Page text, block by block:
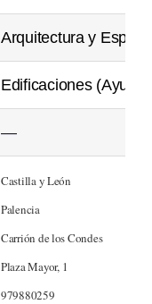
Arquitectura y
Edificaciones
—
Castilla y León
Palencia
Carrión de los Condes
Plaza Mayor, 1
979880259